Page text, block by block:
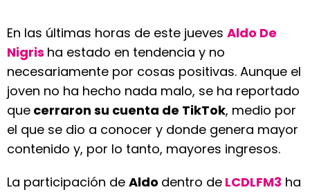
En las últimas horas de este jueves Aldo De
Nigris ha estado en tendencia y no
necesariamente por cosas positivas. Aunque el
joven no ha hecho nada malo, se ha reportado
que cerraron su cuenta de TikTok, medio por
el que se dio a conocer y donde genera mayor
contenido y, por lo tanto, mayores ingresos.
La participación de Aldo dentro de LCDLFM3 ha